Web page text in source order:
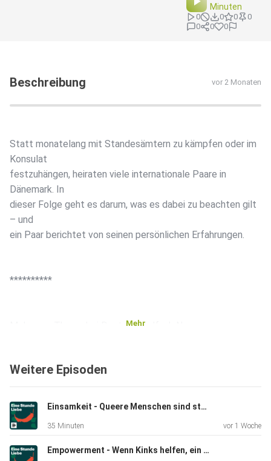
Minuten
0 0 0
0
0
0 0
Beschreibung vor 2 Monaten
Statt monatelang mit Standesämtern zu kämpfen oder im
Konsulat
festzuhängen, heiraten viele internationale Paare in
Dänemark. In
dieser Folge geht es darum, was es dabei zu beachten gilt
– und
ein Paar berichtet von seinen persönlichen Erfahrungen.
**********
Mehr zum Thema bei Deutschlandfunk Nova:
Große Party vs. engster Kreis: Wie wir heiraten wollen
Hochzeiten: Wie halte ich als Single durch?
Liebe: Auf die schnelle Hochzeit folgt bei manchen jungen
Menschen die schnelle Scheidung
Mehr
Weitere Episoden
Einsamkeit - Queere Menschen sind stärker betroffen
35 Minuten vor 1 Woche
Empowerment - Wenn Kinks helfen, ein Trauma zu verarbeiten